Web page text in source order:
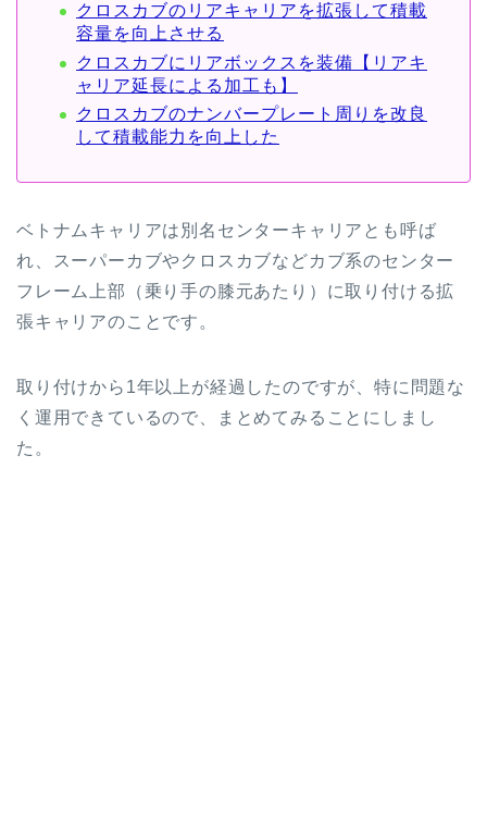
クロスカブのリアキャリアを拡張して積載
容量を向上させる
クロスカブにリアボックスを装備【リアキ
ャリア延長による加工も】
クロスカブのナンバープレート周りを改良
して積載能力を向上した
ベトナムキャリアは別名センターキャリアとも呼ば
れ、スーパーカブやクロスカブなどカブ系のセンター
フレーム上部（乗り手の膝元あたり）に取り付ける拡
張キャリアのことです。
取り付けから1年以上が経過したのですが、特に問題な
く運用できているので、まとめてみることにしまし
た。